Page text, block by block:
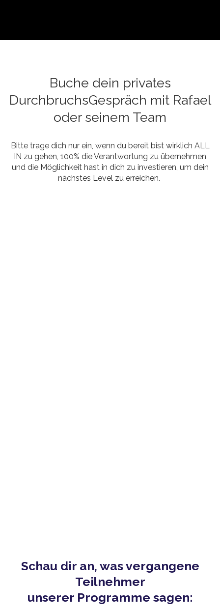
Buche dein privates
DurchbruchsGespräch mit Rafael
oder seinem Team
Bitte trage dich nur ein, wenn du bereit bist wirklich ALL
IN zu gehen, 100% die Verantwortung zu übernehmen
und die Möglichkeit hast in dich zu investieren, um dein
nächstes Level zu erreichen.
Schau dir an, was vergangene
Teilnehmer
unserer Programme sagen: